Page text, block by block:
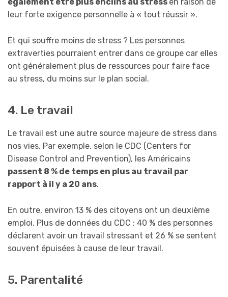
également être plus enclins au stress en raison de
leur forte exigence personnelle à « tout réussir ».
Et qui souffre moins de stress ? Les personnes
extraverties pourraient entrer dans ce groupe car elles
ont généralement plus de ressources pour faire face
au stress, du moins sur le plan social.
4. Le travail
Le travail est une autre source majeure de stress dans
nos vies. Par exemple, selon le CDC (Centers for
Disease Control and Prevention), les Américains
passent 8 % de temps en plus au travail par
rapport à il y a 20 ans.
En outre, environ 13 % des citoyens ont un deuxième
emploi. Plus de données du CDC : 40 % des personnes
déclarent avoir un travail stressant et 26 % se sentent
souvent épuisées à cause de leur travail.
5. Parentalité